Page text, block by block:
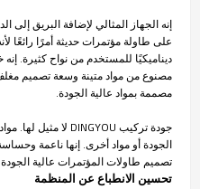
إنه الجهاز المثالي لإضافة البريق إلى
على طاولة مؤتمرات حديثة أمرًا رائعًا
ديناميكيًا للمستخدم من نواح كثيرة.
مصنوع من مواد متينة وسعة تصميم
مصممة بمواد عالية الجودة.
الجودة أو مواد أخرى. إنها ناعمة
تصميم طاولات المؤتمرات عالية الجودة
تحسين الانطباع عن المنظمة